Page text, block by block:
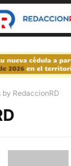
by RedaccionRD